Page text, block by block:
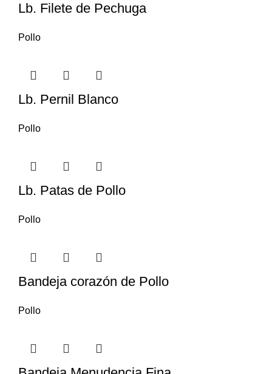
Lb. Filete de Pechuga
Pollo
Lb. Pernil Blanco
Pollo
Lb. Patas de Pollo
Pollo
Bandeja corazón de Pollo
Pollo